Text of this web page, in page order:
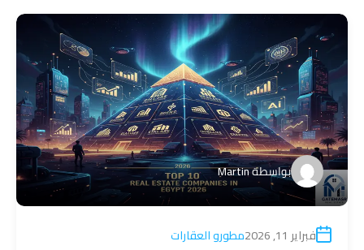
بواسطةMartin
فبراير 11, 2026 مطورو العقارات